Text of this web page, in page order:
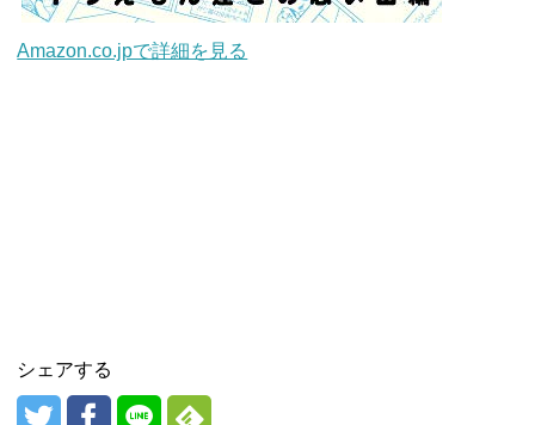
Amazon.co.jpで詳細を見る
シェアする